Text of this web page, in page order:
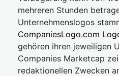
mehreren Stunden
Unternehmenslogos
CompaniesLogo.com
gehören ihren jeweiligen
Companies Marketcap
redaktionellen Zwecken